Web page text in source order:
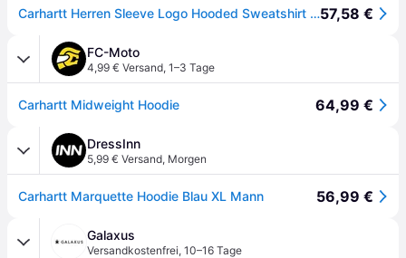
Carhartt Herren Sleeve Logo Hooded Sweatshirt Kapuzenpullover, New Navy, M57,58 €
FC-Moto
4,99 € Versand, 1–3 Tage
Carhartt Midweight Hoodie 64,99 €
DressInn
5,99 € Versand, Morgen
Carhartt Marquette Hoodie Blau XL Mann 56,99 €
Galaxus
Versandkostenfrei, 10–16 Tage